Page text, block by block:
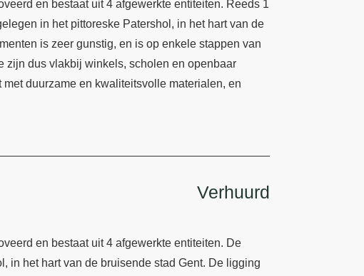
en bestaat uit 4 afgewerkte entiteiten. Reeds 1
in het pittoreske Patershol, in het hart van de
is zeer gunstig, en is op enkele stappen van
zijn dus vlakbij winkels, scholen en openbaar
duurzame en kwaliteitsvolle materialen, en
Verhuurd
en bestaat uit 4 afgewerkte entiteiten. De
in het hart van de bruisende stad Gent. De ligging